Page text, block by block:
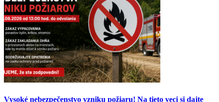
Vysoké nebezpečenstvo vzniku požiaru! Na tieto veci si dajte